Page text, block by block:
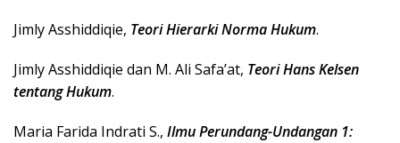
Jimly Asshiddiqie, Teori Hierarki Norma Hukum.
Jimly Asshiddiqie dan M. Ali Safa’at, Teori Hans Kelsen
tentang Hukum.
Maria Farida Indrati S., Ilmu Perundang-Undangan 1: